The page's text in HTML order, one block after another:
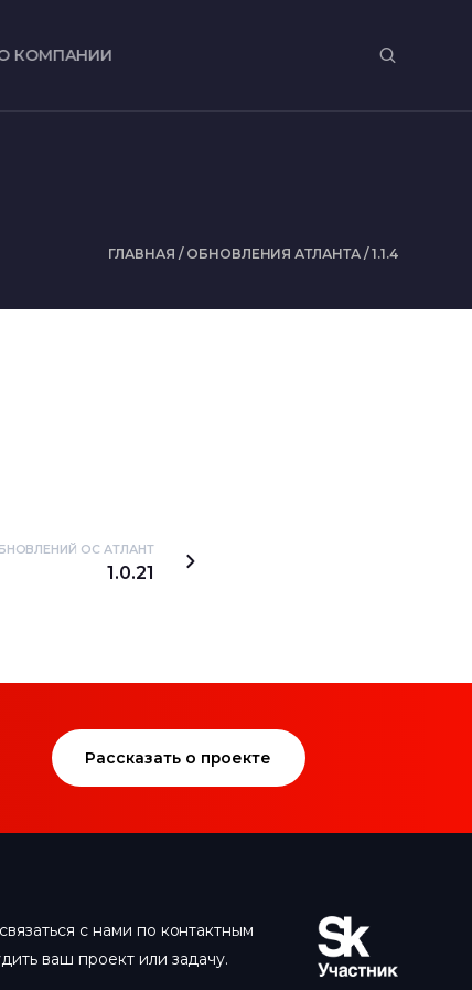
КОМПАНИИ
ГЛАВНАЯ / ОБНОВЛЕНИЯ АТЛАНТА /1.1.4
ОС АТЛАНТ
1.0.21
Рассказать о проекте
с нами по контактным
ваш проект или задачу.